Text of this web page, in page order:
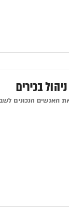
את האנשים הנכונים